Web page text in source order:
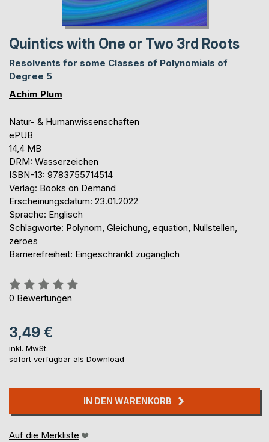
Quintics with One or Two 3rd Roots
Resolvents for some Classes of Polynomials of
Degree 5
Achim Plum
Natur- & Humanwissenschaften
ePUB
14,4 MB
DRM: Wasserzeichen
ISBN-13: 9783755714514
Verlag: Books on Demand
Erscheinungsdatum: 23.01.2022
Sprache: Englisch
Schlagworte: Polynom, Gleichung, equation, Nullstellen,
zeroes
Barrierefreiheit: Eingeschränkt zugänglich
Bewertung::
0%
0 Bewertungen
3,49 €
inkl. MwSt.
sofort verfügbar als Download
IN DEN WARENKORB
Auf die Merkliste